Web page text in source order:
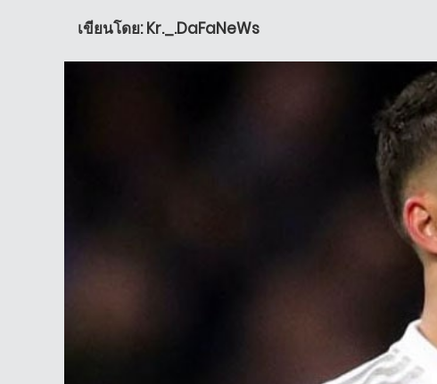
เขียนโดย: Kr._.DaFaNeWs